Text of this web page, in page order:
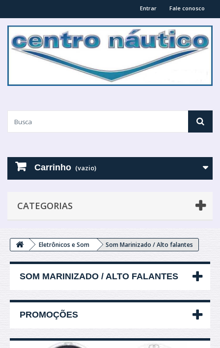
Fale conosco
Entrar
Carrinho (vazio)
CATEGORIAS
Eletrônicos e Som Som Marinizado / Alto falantes
SOM MARINIZADO / ALTO FALANTES
PROMOÇÕES